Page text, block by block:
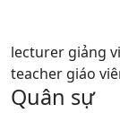
lecturer giảng
teacher giáo
Quân sự